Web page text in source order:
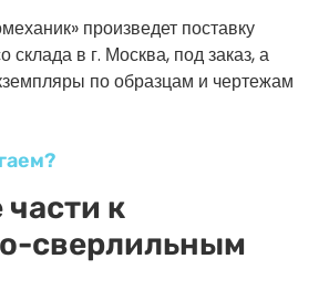
произведет поставку
склада в г. Москва, под заказ, а
по образцам и чертежам
к
сверлильным